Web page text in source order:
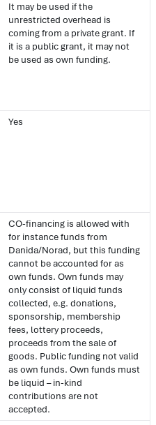
It may be used if the
unrestricted overhead is
coming from a private grant. If
it is a public grant, it may not
be used as own funding.
Yes
CO-financing is allowed with
for instance funds from
Danida/Norad, but this funding
cannot be accounted for as
own funds. Own funds may
only consist of liquid funds
collected, e.g. donations,
sponsorship, membership
fees, lottery proceeds,
proceeds from the sale of
goods. Public funding not valid
as own funds. Own funds must
be liquid – in-kind
contributions are not
accepted.